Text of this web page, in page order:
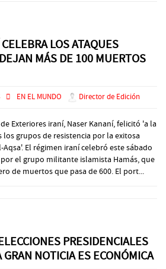
LOS ATAQUES
MÁS DE 100 MUERTOS
EN EL MUNDO Director de Edición
Exteriores iraní, Naser Kananí, felicitó 'a la
grupos de resistencia por la exitosa
El régimen iraní celebró este sábado
el grupo militante islamista Hamás, que
de muertos que pasa de 600. El port...
PRESIDENCIALES
NOTICIA ES ECONÓMICA